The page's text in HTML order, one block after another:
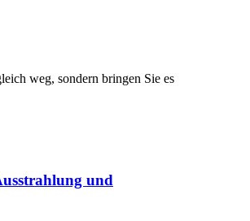
weg, sondern bringen Sie es
und